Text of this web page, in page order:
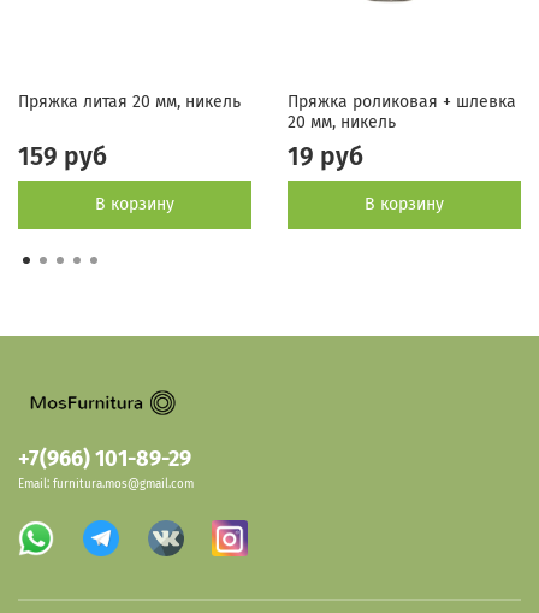
Пряжка литая 20 мм, никель
159 руб
В корзину
Пряжка роликовая + шлевка
20 мм, никель
19 руб
В корзину
+7(966) 101-89-29
Email: furnitura.mos@gmail.com